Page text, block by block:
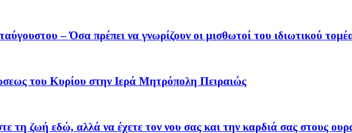
– Όσα πρέπει να γνωρίζουν οι μισθωτοί του ιδιωτικού
του Κυρίου στην Ιερά Μητρόπολη Πειραιώς
τη ζωή εδώ, αλλά να έχετε τον νου σας και την καρδιά σας στους